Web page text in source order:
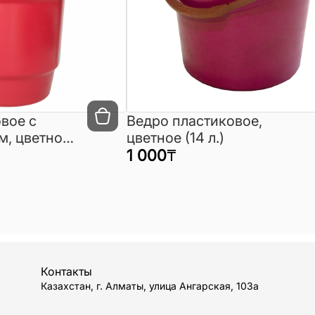
с
цветное
Ведро пластиковое,
цветное (14 л.)
1 000₸
Контакты
Казахстан, г. Алматы, улица Ангарская, 103а